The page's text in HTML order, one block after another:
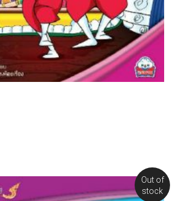
Out of
stock